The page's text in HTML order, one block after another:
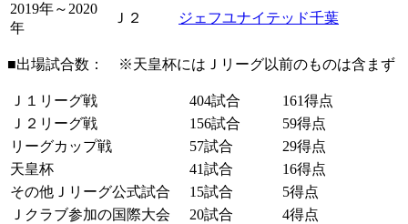
2019年～2020
年
Ｊ２ ジェフユナイテッド千葉
■出場試合数： ※天皇杯にはＪリーグ以前のものは含まず
Ｊ１リーグ戦 404試合
161得点
Ｊ２リーグ戦
156試合
59得点
リーグカップ戦
57試合
29得点
天皇杯
41試合
16得点
その他Ｊリーグ公式試合
15試合
5得点
Ｊクラブ参加の国際大会
20試合
4得点